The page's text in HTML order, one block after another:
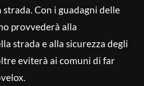
Con i guadagni delle
provvederà alla
strada e alla sicurezza degli
eviterà ai comuni di far